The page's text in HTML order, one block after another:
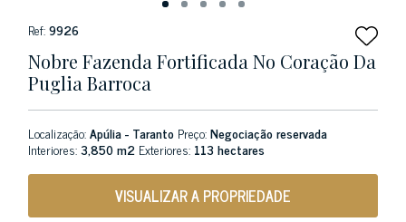
Ref:9926
Nobre Fazenda Fortificada No Coração Da
Puglia Barroca
Localização:Apúlia - Taranto Preço:Negociação reservada
Interiores:3,850 m2 Exteriores: 113 hectares
VISUALIZAR A PROPRIEDADE